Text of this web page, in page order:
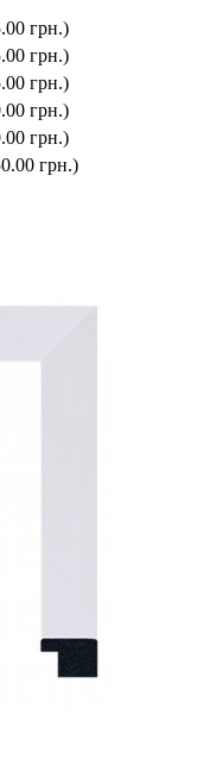
грн.)
грн.)
грн.)
грн.)
грн.)
грн.)